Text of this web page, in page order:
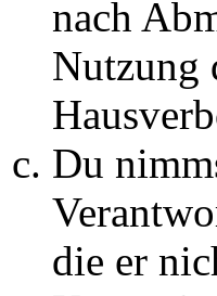
nach
Nutzung
Du
die er